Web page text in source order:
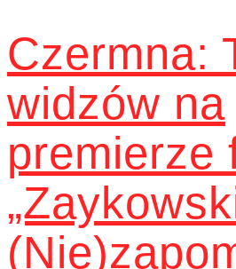
Czermna:
widzów na
premierze